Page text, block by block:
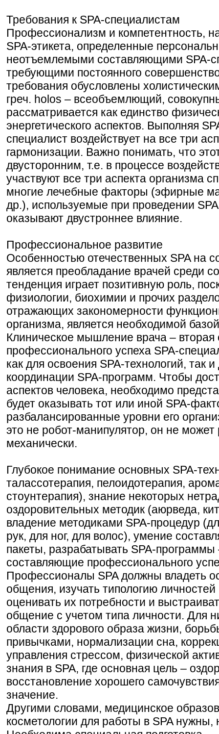
Требования к SPA-специалистам
Профессионализм и компетентность,
SPA-этикета, определенные
неотъемлемыми составляющими SPA-
требующими постоянного
требования обусловлены
греч. holos – всеобъемлющий,
рассматривается как единство
энергетического аспектов. Выполняя
специалист воздействует на все три
гармонизации. Важно понимать, что
двусторонним, т.е. в процессе
участвуют все три аспекта организма
многие лечебные факторы (эфирные
др.), используемые при проведении
оказывают двустроннее влияние.
Профессиональное развитие
Особенностью отечественных SPA на
является преобладание врачей среди
тенденция играет позитивную роль,
физиологии, биохимии и прочих
отражающих закономерности
организма, является необходимой
Клиническое мышление врача –
профессионального успеха SPA-
как для освоения SPA-технологий, так
координации SPA-программ. Чтобы
аспектов человека, необходимо
будет оказывать тот или иной SPA-
разбалансированные уровни его
это не робот-манипулятор, он не может
механически.
Глубокое понимание основных SPA-
талассотерапия, пелоидотерапия,
стоунтерапия), знание некоторых
оздоровительных методик (аюрведа,
владение методиками SPA-процедур
рук, для ног, для волос), умение
пакеты, разрабатывать SPA-
составляющие профессионального
Профессионалы SPA должны владеть
общения, изучать типологию личностей
оценивать их потребности и
общение с учетом типа личности. Для
области здорового образа жизни,
привычками, нормализации сна,
управления стрессом, физической
знания в SPA, где основная цель –
восстановление хорошего
значение.
Другими словами, медицинское
косметологии для работы в SPA нужны,